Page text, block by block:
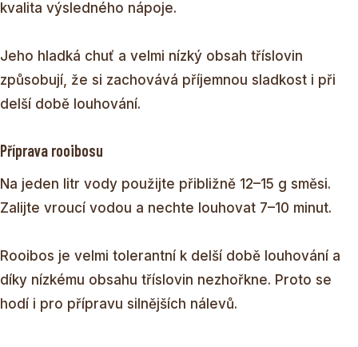
kvalita výsledného nápoje.
Jeho hladká chuť a velmi nízký obsah tříslovin
způsobují, že si zachovává příjemnou sladkost i při
delší době louhování.
Příprava rooibosu
Na jeden litr vody použijte přibližně 12–15 g směsi.
Zalijte vroucí vodou a nechte louhovat 7–10 minut.
Rooibos je velmi tolerantní k delší době louhování a
díky nízkému obsahu tříslovin nezhořkne. Proto se
hodí i pro přípravu silnějších nálevů.